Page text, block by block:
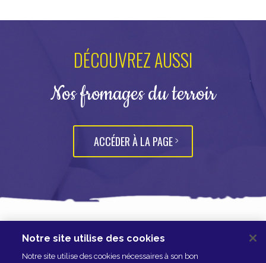
DÉCOUVREZ AUSSI
Nos fromages du terroir
ACCÉDER À LA PAGE
NOUS CONTACTER
Notre site utilise des cookies
Notre site utilise des cookies nécessaires à son bon